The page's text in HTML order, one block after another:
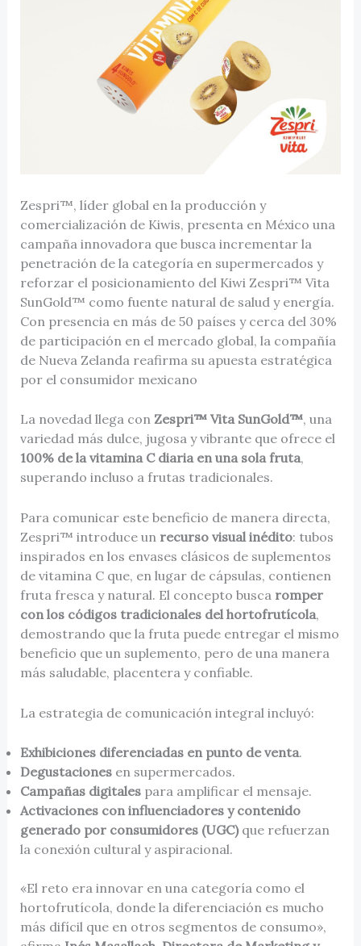
Zespri™, líder global en la producción y
comercialización de Kiwis, presenta en México una
campaña innovadora que busca incrementar la
penetración de la categoría en supermercados y
reforzar el posicionamiento del Kiwi Zespri™ Vita
SunGold™ como fuente natural de salud y energía.
Con presencia en más de 50 países y cerca del 30%
de participación en el mercado global, la compañía
de Nueva Zelanda reafirma su apuesta estratégica
por el consumidor mexicano
La novedad llega con Zespri™ Vita SunGold™, una
variedad más dulce, jugosa y vibrante que ofrece el
100% de la vitamina C diaria en una sola fruta,
superando incluso a frutas tradicionales.
Para comunicar este beneficio de manera directa,
Zespri™ introduce un recurso visual inédito: tubos
inspirados en los envases clásicos de suplementos
de vitamina C que, en lugar de cápsulas, contienen
fruta fresca y natural. El concepto busca romper
con los códigos tradicionales del hortofrutícola,
demostrando que la fruta puede entregar el mismo
beneficio que un suplemento, pero de una manera
más saludable, placentera y confiable.
La estrategia de comunicación integral incluyó:
Exhibiciones diferenciadas en punto de venta.
Degustaciones en supermercados.
Campañas digitales para amplificar el mensaje.
Activaciones con influenciadores y contenido
generado por consumidores (UGC)que refuerzan
la conexión cultural y aspiracional.
«El reto era innovar en una categoría como el
hortofrutícola, donde la diferenciación es mucho
más difícil que en otros segmentos de consumo»,